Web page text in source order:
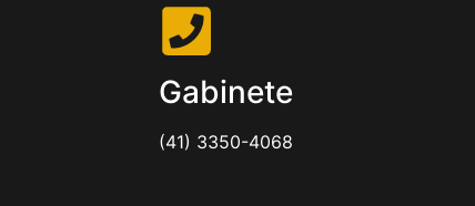
Gabinete
(41) 3350-4068